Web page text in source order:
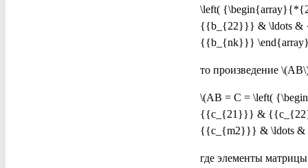
\left(
{{b_{22}}} & \ldots &
{{b_{nk}}}
то произведение
\(AB = C = \left(
{{c_{21}}} &
{{c_{m2}}} & \ldots
где элементы